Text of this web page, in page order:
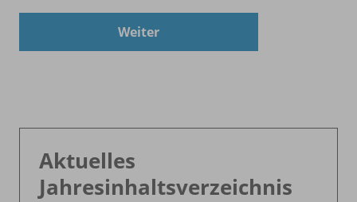
Weiter
Aktuelles
Jahresinhaltsverzeichnis